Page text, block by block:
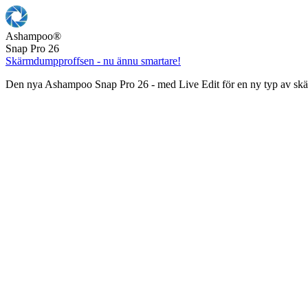
Ashampoo®
Snap Pro 26
Skärmdumpproffsen - nu ännu smartare!
Den nya Ashampoo Snap Pro 26 - med Live Edit för en ny typ av